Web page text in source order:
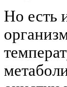
Но есть